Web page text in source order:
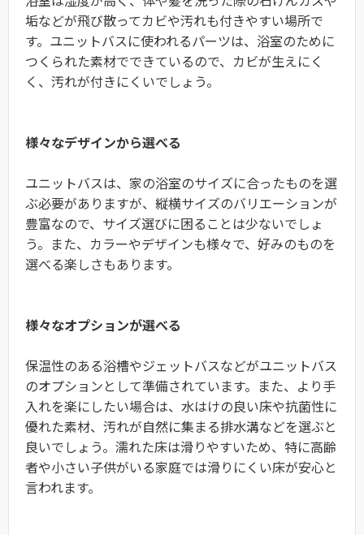
垢などが飛び散ってカビや汚れも付きやすい場所で
す。ユニットバスに使われるパーツは、浴室のために
つくられた素材でできているので、カビが生えにく
く、汚れが付きにくいでしょう。
様々なデザインから選べる
ユニットバスは、家の浴室のサイズに合ったものを選
ぶ必要がありますが、縦横サイズのバリエーションが
豊富なので、サイズ選びに困ることは少ないでしょ
う。また、カラーやデザインも様々で、好みのものを
選べる楽しさもあります。
様々なオプションが選べる
保温性のある浴槽やジェットバスなどがユニットバス
のオプションとして準備されています。また、より手
入れを楽にしたい場合は、水はけの良い床や抗菌性に
優れた素材、汚れが自然に集まる排水溝などを選ぶと
良いでしょう。濡れた床は滑りやすいため、特に高齢
者や小さい子供がいる家庭では滑りにくい床が安心と
言われます。